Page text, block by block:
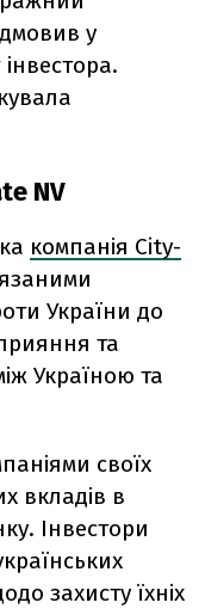
у
NV
компанія City-
України до
та
Україною та
своїх
вкладів в
Інвестори
захисту їхніх